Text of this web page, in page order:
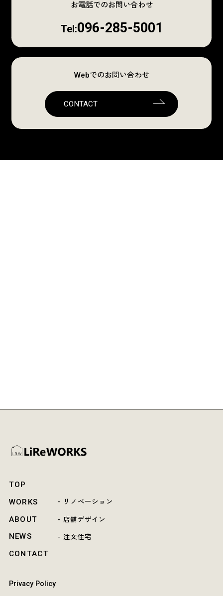
お電話でのお問い合わせ
Tel:096-285-5001
Webでのお問い合わせ
CONTACT
TOP
WORKS
- リノベーション
- 店舗デザイン
- 注文住宅
ABOUT
NEWS
CONTACT
Privacy Policy